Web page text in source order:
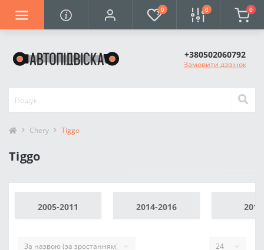
0 0 0
+380502060792
Замовити дзвінок
Chery Tiggo
Tiggo
2005-2011 2014-2016